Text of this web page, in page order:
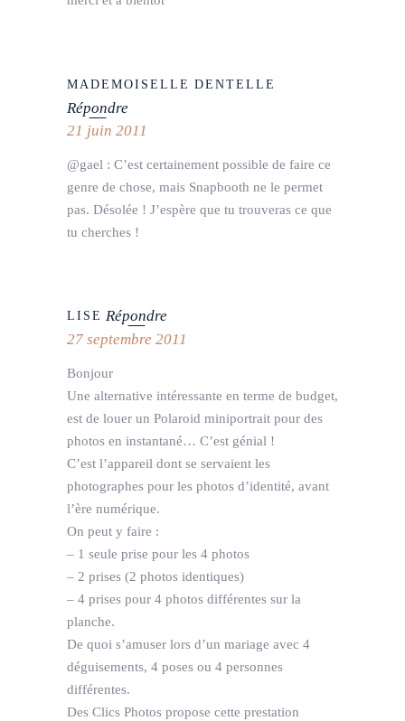
MADEMOISELLE DENTELLE
Répondre
21 juin 2011
@gael : C’est certainement possible de faire ce
genre de chose, mais Snapbooth ne le permet
pas. Désolée ! J’espère que tu trouveras ce que
tu cherches !
LISE Répondre
27 septembre 2011
Bonjour
Une alternative intéressante en terme de budget,
est de louer un Polaroid miniportrait pour des
photos en instantané… C’est génial !
C’est l’appareil dont se servaient les
photographes pour les photos d’identité, avant
l’ère numérique.
On peut y faire :
– 1 seule prise pour les 4 photos
– 2 prises (2 photos identiques)
– 4 prises pour 4 photos différentes sur la
planche.
De quoi s’amuser lors d’un mariage avec 4
déguisements, 4 poses ou 4 personnes
différentes.
Des Clics Photos propose cette prestation